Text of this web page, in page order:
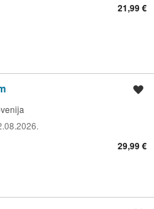
21,99 €
29,99 €